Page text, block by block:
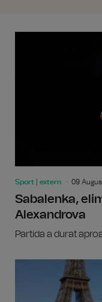
Sport | extern 09
Sabalenka,
Alexandrova
Partida a durat